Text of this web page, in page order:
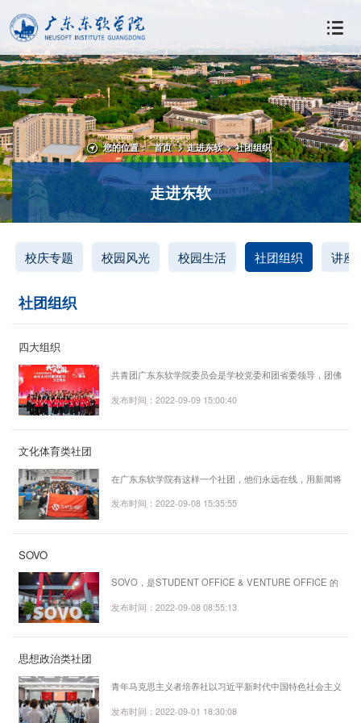
您的位置： 首页 > 走进东软 > 社团组织
走进东软
校庆专题 校园风光 校园生活 社团组织 讲座
社团组织
四大组织
共青团广东东软学院委员会是学校党委和团省委领导，团佛
山市委直管下的先进青年群众组织，是学校党委联系团员青
建设者和接班人，培养学校优秀学生骨干队伍，助力青年学
系工作，评优评先，例如五四表彰...
发布时间：2022-09-09 15:00:40
文化体育类社团
在广东东软学院有这样一个社团，他们永远在线，用新闻将
校园百态传递到同学手中，一件黑色马甲，始终站立于各大
媒体力量。他们就是广东东软学院新闻社！加入我们你们就
了，我们到底是什么样的一个社团？...
发布时间：2022-09-08 15:35:55
SOVO
SOVO，是STUDENT OFFICE & VENTURE OFFICE 的
简称，中文名称是大学生创业中心；始建于2003年，是全
商总局注册"SOVO"商标。SOVO是东软学院首创的实践教
术官、首席财务官、首席知识官）等角色。SOVO不仅培养
发布时间：2022-09-08 08:55:13
思想政治类社团
青年马克思主义者培养社以习近平新时代中国特色社会主义
思想为指导，贯彻落实习近平总书记青年工作思想，始终坚
发布时间：2022-09-01 18:30:08